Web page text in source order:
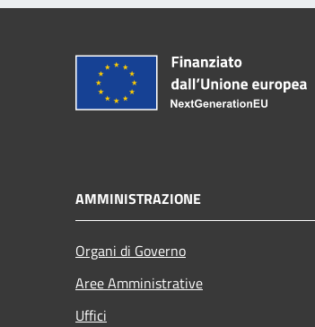
AMMINISTRAZIONE
Organi di Governo
Aree Amministrative
Uffici